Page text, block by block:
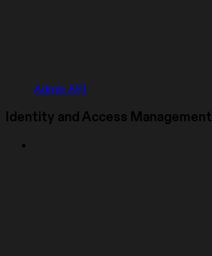
Admin API
Identity and Access Management